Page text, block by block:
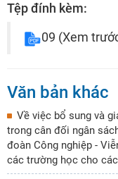
Tệp đính kèm:
09 (Xem
Văn bản khác
Về việc bổ sung và
trong cân đối ngân
đoàn Công nghiệp -
các trường học cho